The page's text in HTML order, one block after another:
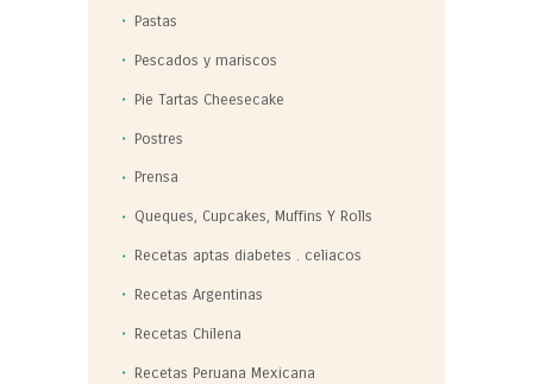
Pastas
Pescados y mariscos
Pie Tartas Cheesecake
Postres
Prensa
Queques, Cupcakes, Muffins Y Rolls
Recetas aptas diabetes . celiacos
Recetas Argentinas
Recetas Chilena
Recetas Peruana Mexicana